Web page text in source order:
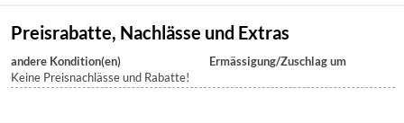
Preisrabatte, Nachlässe und Extras
andere Kondition(en)
Ermässigung/Zuschlag um
Keine Preisnachlässe und Rabatte!